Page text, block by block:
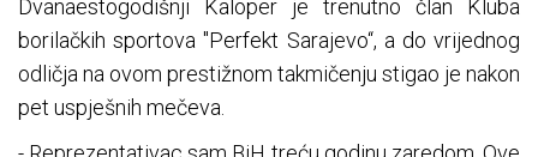
Dvanaestogodišnji Kaloper je trenutno član Kluba
borilačkih sportova "Perfekt Sarajevo“, a do vrijednog
odličja na ovom prestižnom takmičenju stigao je nakon
pet uspješnih mečeva.